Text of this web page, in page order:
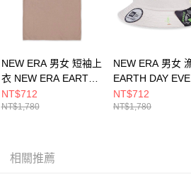
NEW ERA 男女 短袖上
衣 NEW ERA EARTH
DAY NEW ERA
NE14148870
NT$712
NT$1,780
NEW ERA 男女
EARTH DAY
DAY NEW ERA
NE13705309
NT$712
NT$1,780
相關推薦